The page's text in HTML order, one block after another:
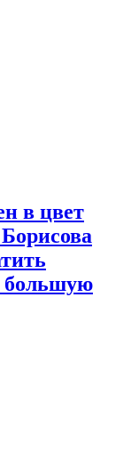
в цвет
большую